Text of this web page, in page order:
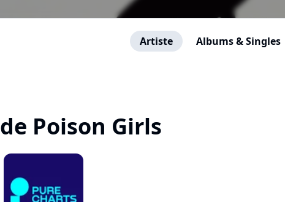
Artiste Albums & Singles
Poison Girls